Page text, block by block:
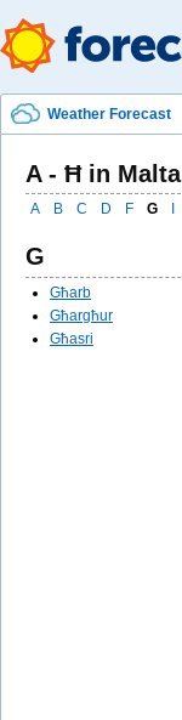
Weather Forecast
A - Ħ in Malta
A B C D F G
G
Għarb
Għargħur
Għasri